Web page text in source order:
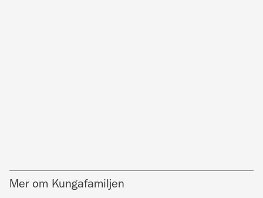
Mer om Kungafamiljen